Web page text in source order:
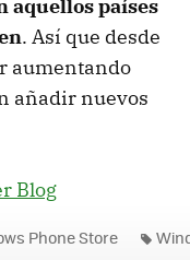
aquellos países
. Así que desde
aumentando
añadir nuevos
Blog
Phone Store